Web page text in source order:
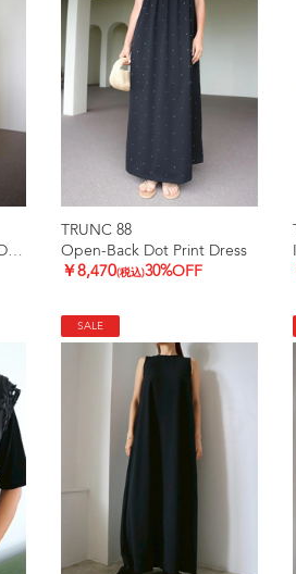
Smooth Rib Embroidery Dress
TRUNC 88
Open-Back Dot Print Dress
￥8,470(税込)30%OFF
SALE